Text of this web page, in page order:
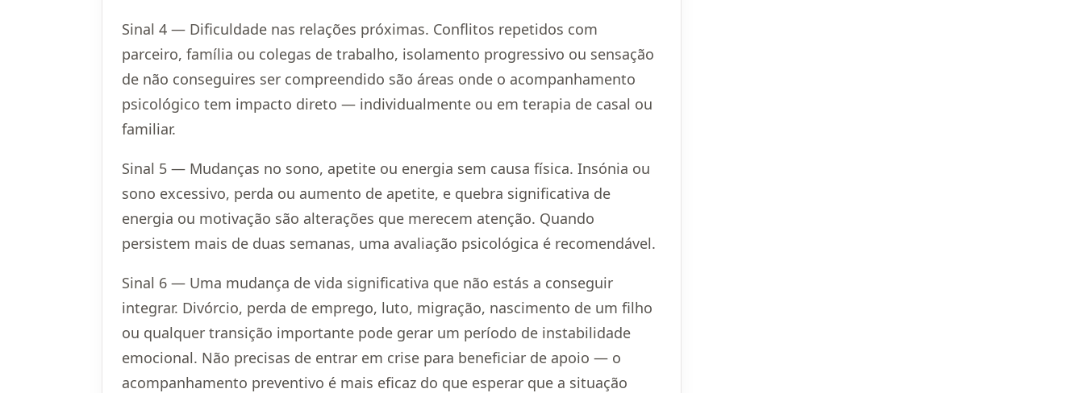
Sinal 4 — Dificuldade nas relações próximas. Conflitos repetidos com
parceiro, família ou colegas de trabalho, isolamento progressivo ou sensação
de não conseguires ser compreendido são áreas onde o acompanhamento
psicológico tem impacto direto — individualmente ou em terapia de casal ou
familiar.
Sinal 5 — Mudanças no sono, apetite ou energia sem causa física. Insónia ou
sono excessivo, perda ou aumento de apetite, e quebra significativa de
energia ou motivação são alterações que merecem atenção. Quando
persistem mais de duas semanas, uma avaliação psicológica é recomendável.
Sinal 6 — Uma mudança de vida significativa que não estás a conseguir
integrar. Divórcio, perda de emprego, luto, migração, nascimento de um filho
ou qualquer transição importante pode gerar um período de instabilidade
emocional. Não precisas de entrar em crise para beneficiar de apoio — o
acompanhamento preventivo é mais eficaz do que esperar que a situação